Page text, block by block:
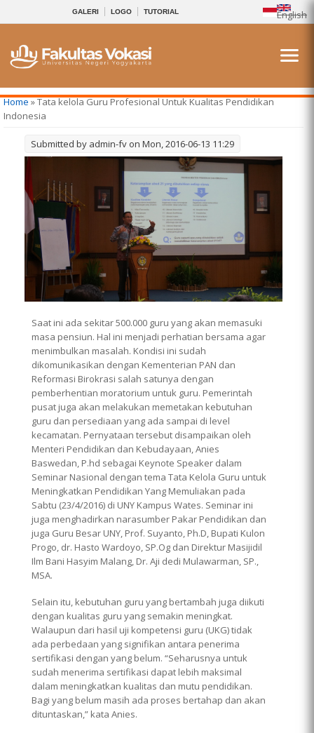
English
GALERI LOGO TUTORIAL
You are here
Home» Tata kelola Guru Profesional Untuk Kualitas Pendidikan
Indonesia
Submitted by admin-fv on Mon, 2016-06-13 11:29
Saat ini ada sekitar 500.000 guru yang akan memasuki
masa pensiun. Hal ini menjadi perhatian bersama agar
menimbulkan masalah. Kondisi ini sudah
dikomunikasikan dengan Kementerian PAN dan
Reformasi Birokrasi salah satunya dengan
pemberhentian moratorium untuk guru. Pemerintah
pusat juga akan melakukan memetakan kebutuhan
guru dan persediaan yang ada sampai di level
kecamatan. Pernyataan tersebut disampaikan oleh
Menteri Pendidikan dan Kebudayaan, Anies
Baswedan, P.hd sebagai Keynote Speaker dalam
Seminar Nasional dengan tema Tata Kelola Guru untuk
Meningkatkan Pendidikan Yang Memuliakan pada
Sabtu (23/4/2016) di UNY Kampus Wates. Seminar ini
juga menghadirkan narasumber Pakar Pendidikan dan
juga Guru Besar UNY, Prof. Suyanto, Ph.D, Bupati Kulon
Progo, dr. Hasto Wardoyo, SP.Og dan Direktur Masijidil
Ilm Bani Hasyim Malang, Dr. Aji dedi Mulawarman, SP.,
MSA.
Selain itu, kebutuhan guru yang bertambah juga diikuti
dengan kualitas guru yang semakin meningkat.
Walaupun dari hasil uji kompetensi guru (UKG) tidak
ada perbedaan yang signifikan antara penerima
sertifikasi dengan yang belum. “Seharusnya untuk
sudah menerima sertifikasi dapat lebih maksimal
dalam meningkatkan kualitas dan mutu pendidikan.
Bagi yang belum masih ada proses bertahap dan akan
dituntaskan,” kata Anies.